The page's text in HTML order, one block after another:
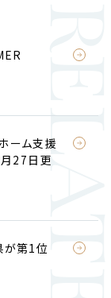
ーム支援
27日更
が第1位